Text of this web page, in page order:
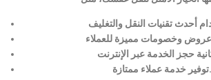
توفير خدمة عملاء ممتازة.